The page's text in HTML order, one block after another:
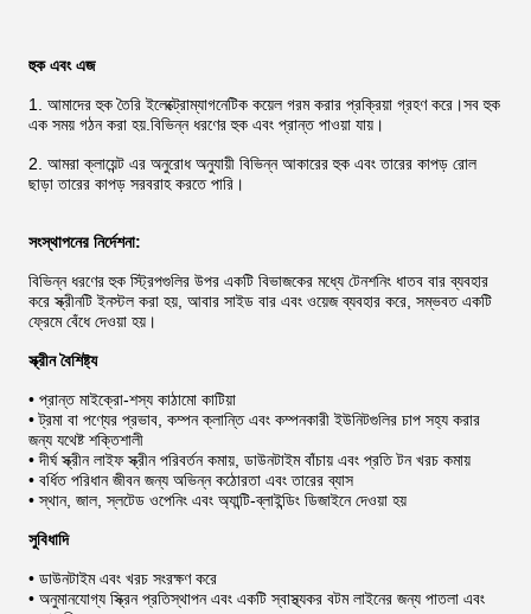
হুক এবং এজ
1. আমাদের হুক তৈরি ইলেক্ট্রোম্যাগনেটিক কয়েল গরম করার প্রক্রিয়া গ্রহণ করে।সব হুক
এক সময় গঠন করা হয়.বিভিন্ন ধরণের হুক এবং প্রান্ত পাওয়া যায়।
2. আমরা ক্লায়েন্ট এর অনুরোধ অনুযায়ী বিভিন্ন আকারের হুক এবং তারের কাপড় রোল
ছাড়া তারের কাপড় সরবরাহ করতে পারি।
সংস্থাপনের নির্দেশনা:
বিভিন্ন ধরণের হুক স্ট্রিপগুলির উপর একটি বিভাজকের মধ্যে টেনশনিং ধাতব বার ব্যবহার
করে স্ক্রীনটি ইনস্টল করা হয়, আবার সাইড বার এবং ওয়েজ ব্যবহার করে, সম্ভবত একটি
ফ্রেমে বেঁধে দেওয়া হয়।
স্ক্রীন বৈশিষ্ট্য
• প্রান্ত মাইক্রো-শস্য কাঠামো কাটিয়া
• ট্রমা বা পণ্যের প্রভাব, কম্পন ক্লান্তি এবং কম্পনকারী ইউনিটগুলির চাপ সহ্য করার
জন্য যথেষ্ট শক্তিশালী
• দীর্ঘ স্ক্রীন লাইফ স্ক্রীন পরিবর্তন কমায়, ডাউনটাইম বাঁচায় এবং প্রতি টন খরচ কমায়
• বর্ধিত পরিধান জীবন জন্য অভিন্ন কঠোরতা এবং তারের ব্যাস
• স্থান, জাল, স্লটেড ওপেনিং এবং অ্যান্টি-ব্লাইন্ডিং ডিজাইনে দেওয়া হয়
সুবিধাদি
• ডাউনটাইম এবং খরচ সংরক্ষণ করে
• অনুমানযোগ্য স্ক্রিন প্রতিস্থাপন এবং একটি স্বাস্থ্যকর বটম লাইনের জন্য পাতলা এবং